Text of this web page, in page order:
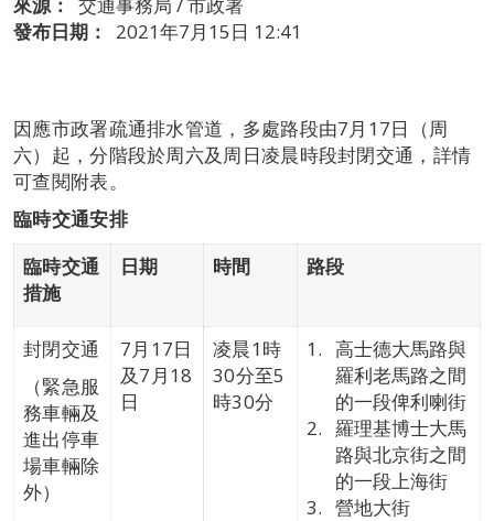
發布日期：
2021年7月15日 12:41
因應市政署疏通排水管道，多處路段由7月17日（周
六）起，分階段於周六及周日凌晨時段封閉交通，詳情
可查閱附表。
臨時交通安排
臨時交通
措施
日期 時間 路段
封閉交通
（緊急服
務車輛及
進出停車
場車輛除
外）
7月17日
及7月18
日
凌晨1時
30分至5
時30分
高士德大馬路與
羅利老馬路之間
的一段俾利喇街
羅理基博士大馬
路與北京街之間
的一段上海街
營地大街